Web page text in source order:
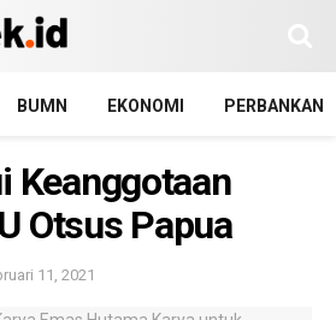
BUMN EKONOMI PERBANKAN
Keanggotaan
Otsus Papua
11, 2021